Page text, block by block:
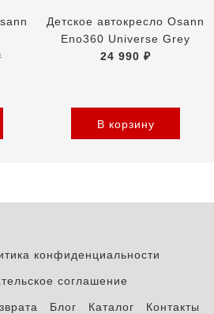
Детское автокресло Osann
Eno360 Universe Grey
24 990 ₽
В корзину
конфиденциальности
соглашение
Блог Каталог Контакты